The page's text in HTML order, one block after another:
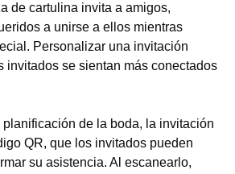
de cartulina invita a amigos,
a unirse a ellos mientras
Personalizar una invitación
invitados se sientan más conectados
planificación de la boda, la invitación
QR, que los invitados pueden
su asistencia. Al escanearlo,